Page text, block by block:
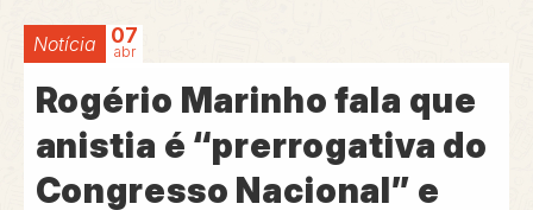
Notícia 07
abr
Rogério Marinho fala que
anistia é “prerrogativa do
Congresso Nacional” e